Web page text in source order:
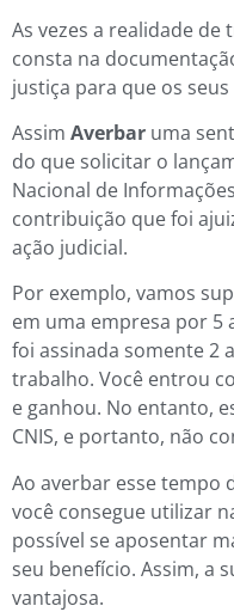
As vezes a realidade
consta na
justiça para que os
Assim Averbar uma
do que solicitar o
Nacional de
contribuição que foi
ação judicial.
Por exemplo, vamos
em uma empresa por 5
foi assinada somente 2
trabalho. Você entrou
e ganhou. No entanto,
CNIS, e portanto, não
Ao averbar esse tempo
você consegue utilizar
possível se aposentar
seu benefício. Assim, a
vantajosa.